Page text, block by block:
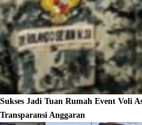
Sukses Jadi Tuan Rumah Event Voli
Transparansi Anggaran